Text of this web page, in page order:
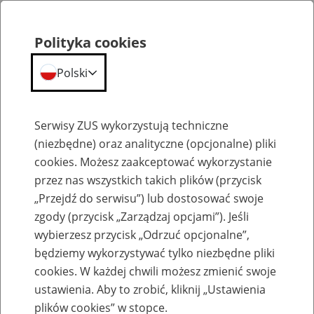
Emerytury
Baza zlikwidowanych lub
przekształconych zakładów pracy
Polityka cookies
Polski
Serwisy ZUS wykorzystują techniczne
(niezbędne) oraz analityczne (opcjonalne) pliki
cookies. Możesz zaakceptować wykorzystanie
przez nas wszystkich takich plików (przycisk
„Przejdź do serwisu”) lub dostosować swoje
zgody (przycisk „Zarządzaj opcjami”). Jeśli
wybierzesz przycisk „Odrzuć opcjonalne”,
będziemy wykorzystywać tylko niezbędne pliki
cookies. W każdej chwili możesz zmienić swoje
ustawienia. Aby to zrobić, kliknij „Ustawienia
plików cookies” w stopce.